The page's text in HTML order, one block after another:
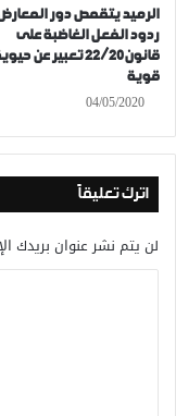
الرميد يتقمص دور
ردود الفعل الغاضبة على
قانون22/20 تعبير عن
قوية
04/05/2020
اترك تعليقاً
لن يتم نشر عنوان بريدك